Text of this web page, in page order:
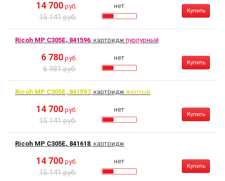
14 700 руб.
15 141 руб.
нет
Купить
Ricoh MP C305E, 841596, картридж пурпурный
6 780 руб.
6 981 руб.
нет
Купить
Ricoh MP C305E, 841597, картридж желтый
14 700 руб.
15 141 руб.
нет
Купить
Ricoh MP C305E, 841618, картридж
14 700 руб.
15 141 руб.
нет
Купить